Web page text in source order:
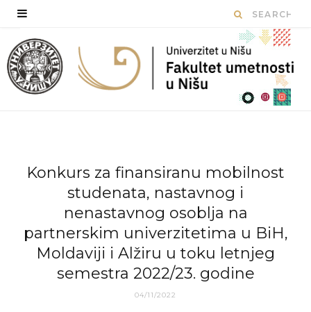
Konkurs za finansiranu mobilnost
studenata, nastavnog i
nenastavnog osoblja na
partnerskim univerzitetima u BiH,
Moldaviji i Alžiru u toku letnjeg
semestra 2022/23. godine
04/11/2022